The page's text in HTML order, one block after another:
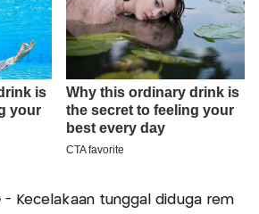
- Kecelakaan tunggal diduga rem